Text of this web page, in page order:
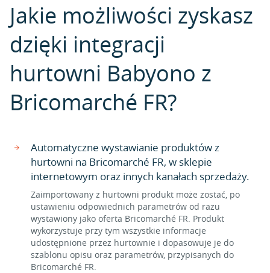
Jakie możliwości zyskasz
dzięki integracji
hurtowni Babyono z
Bricomarché FR?
Automatyczne wystawianie produktów z
hurtowni na Bricomarché FR, w sklepie
internetowym oraz innych kanałach sprzedaży.
Zaimportowany z hurtowni produkt może zostać, po
ustawieniu odpowiednich parametrów od razu
wystawiony jako oferta Bricomarché FR. Produkt
wykorzystuje przy tym wszystkie informacje
udostępnione przez hurtownie i dopasowuje je do
szablonu opisu oraz parametrów, przypisanych do
Bricomarché FR.